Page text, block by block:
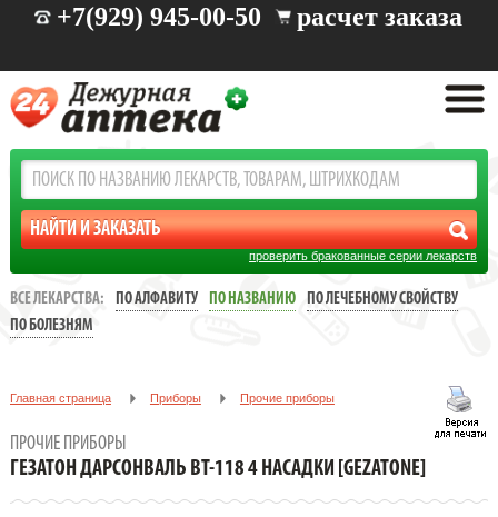
+7(929) 945-00-50 расчет заказа
проверить бракованные серии лекарств
ВСЕ ЛЕКАРСТВА: ПО АЛФАВИТУ ПО НАЗВАНИЮ
ПО ЛЕЧЕБНОМУ СВОЙСТВУ
ПО БОЛЕЗНЯМ
Главная страница Приборы Прочие приборы
ПРОЧИЕ ПРИБОРЫ
ГЕЗАТОН ДАРСОНВАЛЬ BT-118 4 НАСАДКИ [GEZATONE]